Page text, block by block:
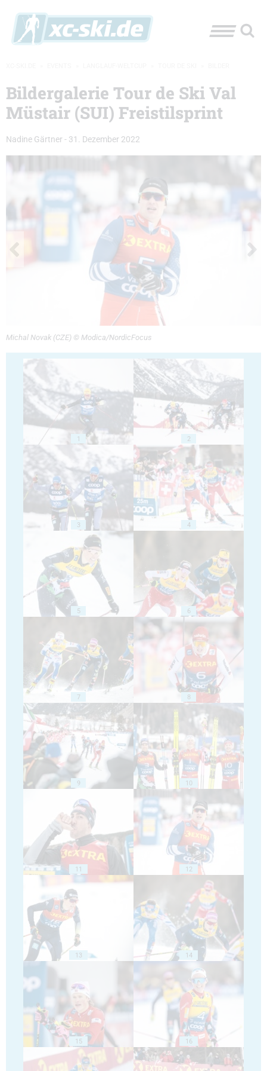
Bildergalerie Tour de Ski Val
Müstair (SUI) Freistilsprint
Nadine Gärtner - 31. Dezember 2022
Michal Novak (CZE) © Modica/NordicFocus
1 2
3 4
5 6
7 8
9 10
11 12
13 14
15 16